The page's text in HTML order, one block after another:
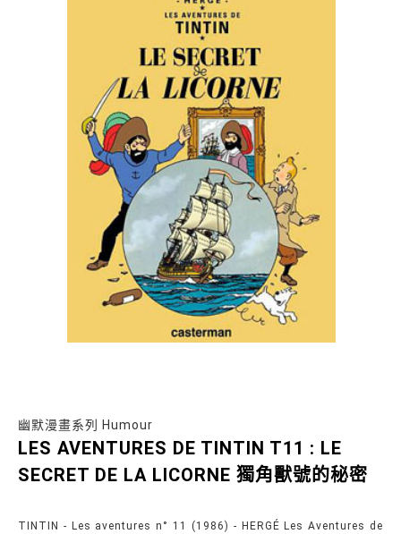
幽默漫畫系列 Humour
LES AVENTURES DE TINTIN T11 : LE
SECRET DE LA LICORNE 獨角獸號的秘密
TINTIN - Les aventures n° 11 (1986) - HERGÉ Les Aventures de